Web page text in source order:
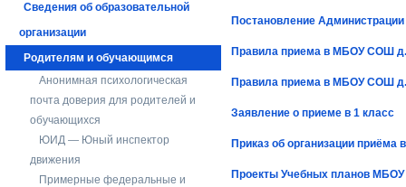
Сведения об образовательной
организации
Родителям и обучающимся
Анонимная психологическая
почта доверия для родителей и
обучающихся
ЮИД — Юный инспектор
движения
Примерные федеральные и
Постановление
Правила приема в МБОУ СОШ
Правила приема в МБОУ СОШ д.
Заявление о приеме в 1 класс
Приказ об организации
Проекты Учебных планов